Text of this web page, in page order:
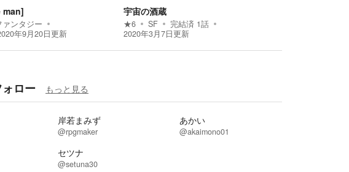
ンタジー
年9月20日更新
宇宙の酒蔵
★6 SF 完結済 1話
2020年3月7日更新
ロー もっと見る
岸若まみず
@rpgmaker
あかい
@akaimono01
セツナ
@setuna30